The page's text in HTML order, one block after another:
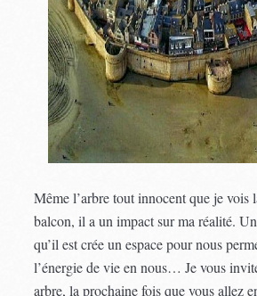
Même l’arbre tout innocent que je vois
balcon, il a un impact sur ma réalité.
qu’il est crée un espace pour nous
l’énergie de vie en nous… Je vous
arbre, la prochaine fois que vous allez